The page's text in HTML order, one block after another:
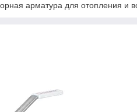
арматура для отопления и